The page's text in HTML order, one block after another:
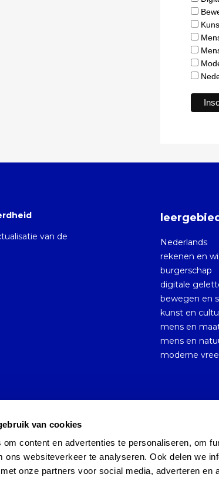
van cookies
om content en advertenties te personaliseren, om
ons websiteverkeer te analyseren. Ook delen we
onze partners voor social media, adverteren en
van de
Nederlands
rekenen en
burgerschap
digitale
bewegen en
kunst en
mens en
mens en
moderne
Cookies Sitemap Persoonsgegevens en privacy